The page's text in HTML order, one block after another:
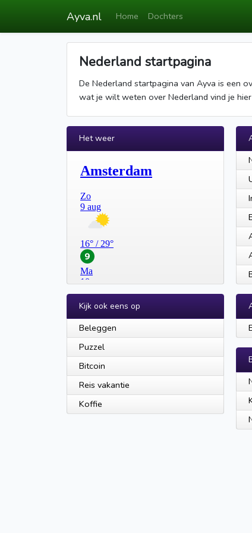
Ayva.nl Home Dochters
Nederland startpagina
De Nederland startpagina van Ayva is een
wat je wilt weten over Nederland vind je
Het weer
Kijk ook eens op
Beleggen
Puzzel
Bitcoin
Reis vakantie
Koffie